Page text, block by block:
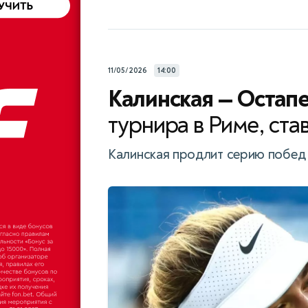
11/05/2026 14:00
Калинская —
турнира в Риме,
Калинская продлит серию